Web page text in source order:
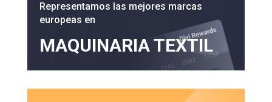
Representamos las mejores marcas
europeas en
MAQUINARIA TEXTIL